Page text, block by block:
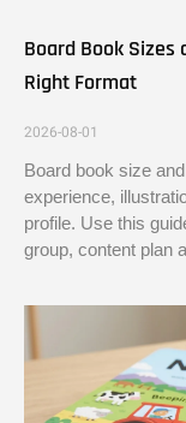
Board Book Sizes
Right Format
2026-08-01
Board book size
experience,
profile. Use this
group, content plan